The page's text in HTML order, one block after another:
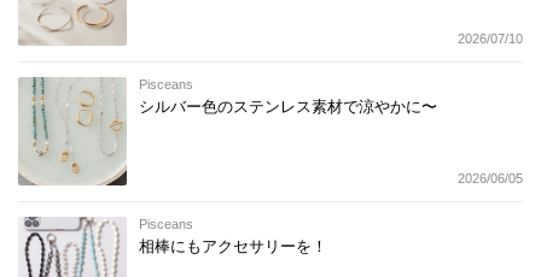
2026/07/10
Pisceans
シルバー色のステンレス素材で涼やかに〜
2026/06/05
Pisceans
相棒にもアクセサリーを！